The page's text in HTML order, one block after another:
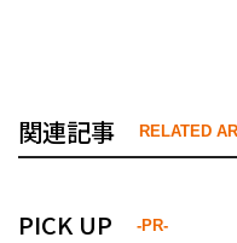
関連記事 RELATED
PICK UP -PR-